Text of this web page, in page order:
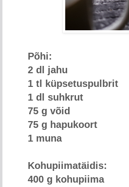
Põhi:
2 dl jahu
1 tl küpsetuspulbrit
1 dl suhkrut
75 g võid
75 g hapukoort
1 muna
Kohupiimatäidis:
400 g kohupiima